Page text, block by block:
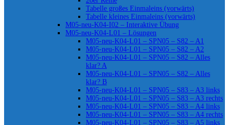
Tabelle großes Einmaleins (vorwärts)
Tabelle kleines Einmaleins (vorwärts)
M05-neu-K04-I02 – Interaktive Übung
M05-neu-K04-L01 – Lösungen
M05-neu-K04-L01 – SPN05 – S82 – A1
M05-neu-K04-L01 – SPN05 – S82 – A2
M05-neu-K04-L01 – SPN05 – S82 – Alles
klar? A
M05-neu-K04-L01 – SPN05 – S82 – Alles
klar? B
M05-neu-K04-L01 – SPN05 – S83 – A3 links
M05-neu-K04-L01 – SPN05 – S83 – A3 rechts
M05-neu-K04-L01 – SPN05 – S83 – A4 links
M05-neu-K04-L01 – SPN05 – S83 – A4 rechts
M05-neu-K04-L01 – SPN05 – S83 – A5 links